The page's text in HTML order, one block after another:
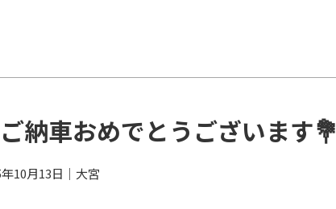
納車おめでとうございます💐
10月13日 ｜ 大宮